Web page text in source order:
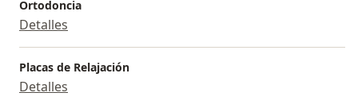
Ortodoncia
Detalles
Placas de Relajación
Detalles